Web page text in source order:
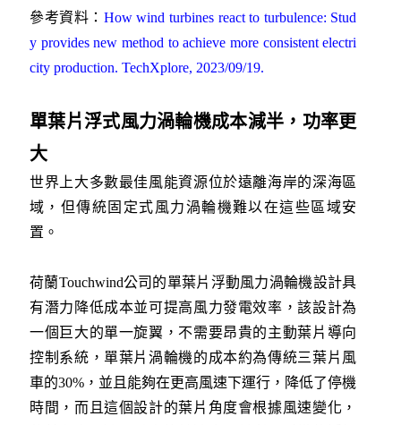
參考資料： How wind turbines react to turbulence: Stud
y provides new method to achieve more consistent electri
city production. TechXplore, 2023/09/19.
單葉片浮式風力渦輪機成本減半，功率更
大
世界上大多數最佳風能資源位於遠離海岸的深海區
域，但傳統固定式風力渦輪機難以在這些區域安
置。
荷蘭Touchwind公司的單葉片浮動風力渦輪機設計具
有潛力降低成本並可提高風力發電效率，該設計為
一個巨大的單一旋翼，不需要昂貴的主動葉片導向
控制系統，單葉片渦輪機的成本約為傳統三葉片風
車的30%，並且能夠在更高風速下運行，降低了停機
時間，而且這個設計的葉片角度會根據風速變化，